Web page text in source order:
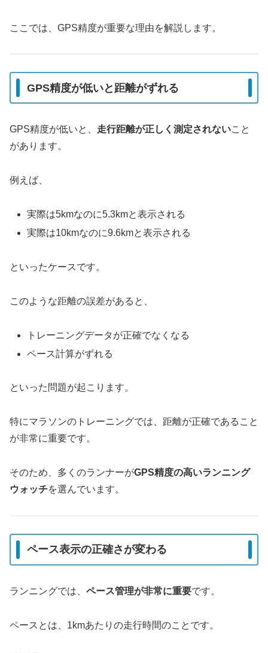
ここでは、GPS精度が重要な理由を解説します。
GPS精度が低いと距離がずれる
GPS精度が低いと、 走行距離が正しく測定されないこと
があります。
例えば、
実際は5kmなのに5.3kmと表示される
実際は10kmなのに9.6kmと表示される
といったケースです。
このような距離の誤差があると、
トレーニングデータが正確でなくなる
ペース計算がずれる
といった問題が起こります。
特にマラソンのトレーニングでは、距離が正確であること
が非常に重要です。
そのため、多くのランナーがGPS精度の高いランニング
ウォッチを選んでいます。
ペース表示の正確さが変わる
ランニングでは、 ペース管理が非常に重要です。
ペースとは、1kmあたりの走行時間のことです。